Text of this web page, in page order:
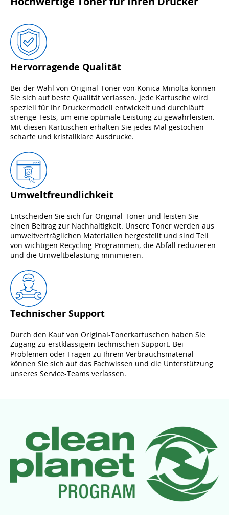
Hervorragende Qualität
Bei der Wahl von Original-Toner von Konica Minolta können
Sie sich auf beste Qualität verlassen. Jede Kartusche wird
speziell für Ihr Druckermodell entwickelt und durchläuft
strenge Tests, um eine optimale Leistung zu gewährleisten.
Mit diesen Kartuschen erhalten Sie jedes Mal gestochen
scharfe und kristallklare Ausdrucke.
Umweltfreundlichkeit
Entscheiden Sie sich für Original-Toner und leisten Sie
einen Beitrag zur Nachhaltigkeit. Unsere Toner werden aus
umweltverträglichen Materialien hergestellt und sind Teil
von wichtigen Recycling-Programmen, die Abfall reduzieren
und die Umweltbelastung minimieren.
Technischer Support
Durch den Kauf von Original-Tonerkartuschen haben Sie
Zugang zu erstklassigem technischen Support. Bei
Problemen oder Fragen zu Ihrem Verbrauchsmaterial
können Sie sich auf das Fachwissen und die Unterstützung
unseres Service-Teams verlassen.